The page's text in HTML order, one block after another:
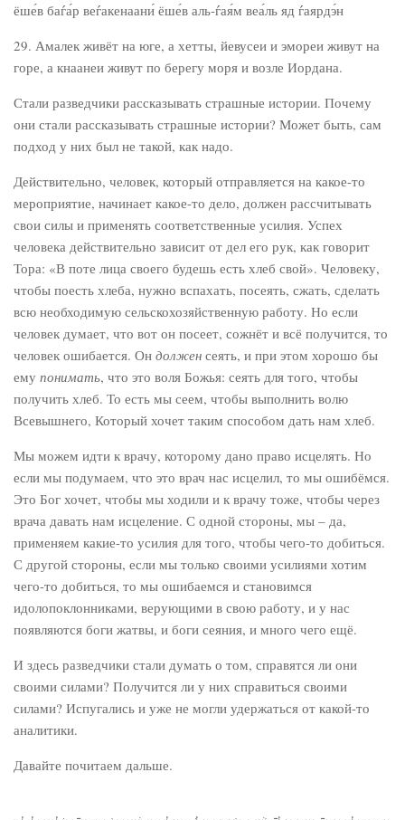
ёше́в баѓа́р веѓакенаани́ ёше́в аль-ѓая́м веа́ль яд ѓаярдэ́н
29. Амалек живёт на юге, а хетты, йевусеи и эмореи живут на
горе, а кнаанеи живут по берегу моря и возле Иордана.
Стали разведчики рассказывать страшные истории. Почему
они стали рассказывать страшные истории? Может быть, сам
подход у них был не такой, как надо.
Действительно, человек, который отправляется на какое-то
мероприятие, начинает какое-то дело, должен рассчитывать
свои силы и применять соответственные усилия. Успех
человека действительно зависит от дел его рук, как говорит
Тора: «В поте лица своего будешь есть хлеб свой». Человеку,
чтобы поесть хлеба, нужно вспахать, посеять, сжать, сделать
всю необходимую сельскохозяйственную работу. Но если
человек думает, что вот он посеет, сожнёт и всё получится, то
человек ошибается. Он должен сеять, и при этом хорошо бы
ему понимать, что это воля Божья: сеять для того, чтобы
получить хлеб. То есть мы сеем, чтобы выполнить волю
Всевышнего, Который хочет таким способом дать нам хлеб.
Мы можем идти к врачу, которому дано право исцелять. Но
если мы подумаем, что это врач нас исцелил, то мы ошибёмся.
Это Бог хочет, чтобы мы ходили и к врачу тоже, чтобы через
врача давать нам исцеление. С одной стороны, мы – да,
применяем какие-то усилия для того, чтобы чего-то добиться.
С другой стороны, если мы только своими усилиями хотим
чего-то добиться, то мы ошибаемся и становимся
идолопоклонниками, верующими в свою работу, и у нас
появляются боги жатвы, и боги сеяния, и много чего ещё.
И здесь разведчики стали думать о том, справятся ли они
своими силами? Получится ли у них справиться своими
силами? Испугались и уже не могли удержаться от какой-то
аналитики.
Давайте почитаем дальше.